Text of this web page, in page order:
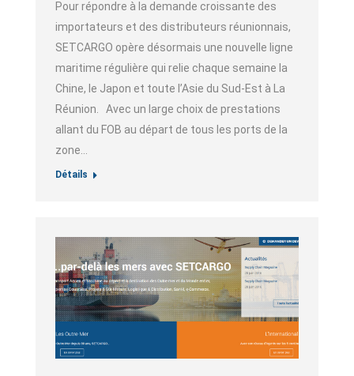
Pour répondre à la demande croissante des
importateurs et des distributeurs réunionnais,
SETCARGO opère désormais une nouvelle ligne
maritime régulière qui relie chaque semaine la
Chine, le Japon et toute l’Asie du Sud-Est à La
Réunion. Avec un large choix de prestations
allant du FOB au départ de tous les ports de la
zone…
Détails